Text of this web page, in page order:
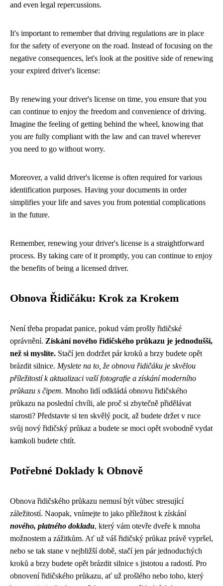
and even legal repercussions.
It's important to remember that driving regulations are in place
for the safety of everyone on the road. Instead of focusing on the
negative consequences, let's look at the positive side of renewing
your expired driver's license:
By renewing your driver's license on time, you ensure that you
can continue to enjoy the freedom and convenience of driving.
Imagine the feeling of getting behind the wheel, knowing that
you are fully compliant with the law and can travel wherever
you need to go without worry.
Moreover, a valid driver's license is often required for various
identification purposes. Having your documents in order
simplifies your life and saves you from potential complications
in the future.
Remember, renewing your driver's license is a straightforward
process. By taking care of it promptly, you can continue to enjoy
the benefits of being a licensed driver.
Obnova Řidičáku: Krok za Krokem
Není třeba propadat panice, pokud vám prošly řidičské
oprávnění. Získání nového řidičského průkazu je jednodušší,
než si myslíte. Stačí jen dodržet pár kroků a brzy budete opět
brázdit silnice. Myslete na to, že obnova řidičáku je skvělou
příležitostí k aktualizaci vaší fotografie a získání moderního
průkazu s čipem. Mnoho lidí odkládá obnovu řidičského
průkazu na poslední chvíli, ale proč si zbytečně přidělávat
starosti? Představte si ten skvělý pocit, až budete držet v ruce
svůj nový řidičský průkaz a budete se moci opět svobodně vydat
kamkoli budete chtít.
Potřebné Doklady k Obnově
Obnova řidičského průkazu nemusí být vůbec stresující
záležitostí. Naopak, vnímejte to jako příležitost k získání
nového, platného dokladu, který vám otevře dveře k mnoha
možnostem a zážitkům. Ať už váš řidičský průkaz právě vypršel,
nebo se tak stane v nejbližší době, stačí jen pár jednoduchých
kroků a brzy budete opět brázdit silnice s jistotou a radostí. Pro
obnovení řidičského průkazu, ať už prošlého nebo toho, který